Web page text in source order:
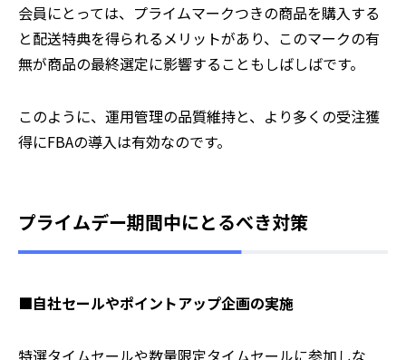
会員にとっては、プライムマークつきの商品を購入する
と配送特典を得られるメリットがあり、このマークの有
無が商品の最終選定に影響することもしばしばです。
このように、運用管理の品質維持と、より多くの受注獲
得にFBAの導入は有効なのです。
プライムデー期間中にとるべき対策
■自社セールやポイントアップ企画の実施